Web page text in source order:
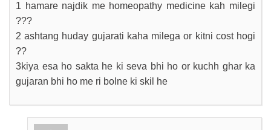
1 hamare najdik me homeopathy medicine kah milegi
???
2 ashtang huday gujarati kaha milega or kitni cost hogi
??
3kiya esa ho sakta he ki seva bhi ho or kuchh ghar ka
gujaran bhi ho me ri bolne ki skil he